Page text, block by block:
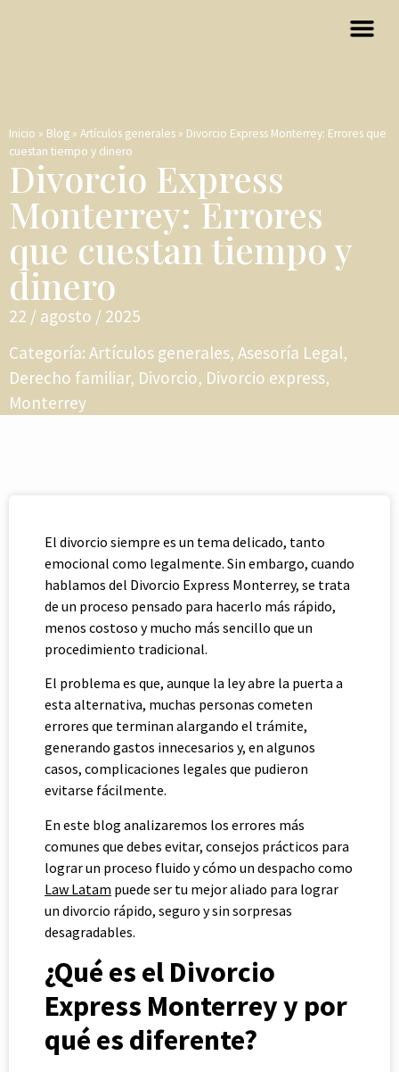
Inicio » Blog » Artículos generales » Divorcio Express Monterrey: Errores que
cuestan tiempo y dinero
Divorcio Express
Monterrey: Errores
que cuestan tiempo y
dinero
22 / agosto / 2025
Categoría: Artículos generales, Asesoría Legal,
Derecho familiar, Divorcio, Divorcio express,
Monterrey
El divorcio siempre es un tema delicado, tanto
emocional como legalmente. Sin embargo, cuando
hablamos del Divorcio Express Monterrey, se trata
de un proceso pensado para hacerlo más rápido,
menos costoso y mucho más sencillo que un
procedimiento tradicional.
El problema es que, aunque la ley abre la puerta a
esta alternativa, muchas personas cometen
errores que terminan alargando el trámite,
generando gastos innecesarios y, en algunos
casos, complicaciones legales que pudieron
evitarse fácilmente.
En este blog analizaremos los errores más
comunes que debes evitar, consejos prácticos para
lograr un proceso fluido y cómo un despacho como
Law Latam puede ser tu mejor aliado para lograr
un divorcio rápido, seguro y sin sorpresas
desagradables.
¿Qué es el Divorcio
Express Monterrey y por
qué es diferente?